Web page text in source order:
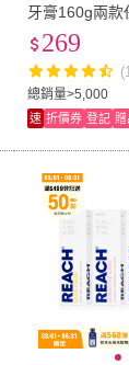
牙膏160g兩款
香/桃子草莓香)
總銷量>5,000
269
速 折價券 登記 贈